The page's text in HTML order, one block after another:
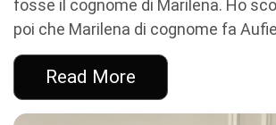
fosse il cognome di Marilena. Ho
poi che Marilena di cognome fa
Read More